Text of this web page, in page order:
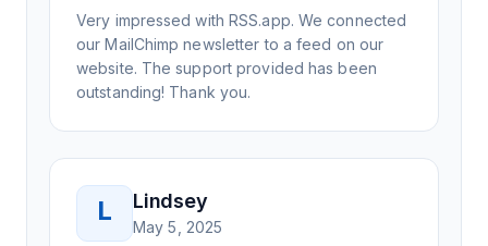
experience, and I will be pushing everyone I
know to RSS.app for their RSS needs.
Very impressed with RSS.app. We connected
our MailChimp newsletter to a feed on our
website. The support provided has been
outstanding! Thank you.
L Lindsey
May 5, 2025